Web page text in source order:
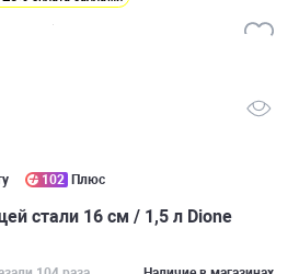
102 Плюс
стали 16 см / 1,5 л Dione